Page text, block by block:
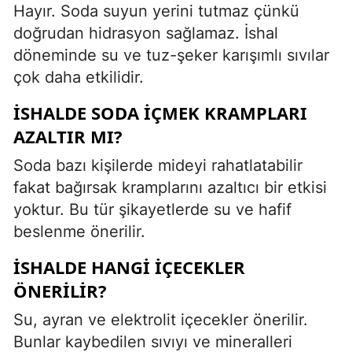
Hayır. Soda suyun yerini tutmaz çünkü
doğrudan hidrasyon sağlamaz. İshal
döneminde su ve tuz-şeker karışımlı sıvılar
çok daha etkilidir.
İSHALDE SODA IÇMEK KRAMPLARI
AZALTIR MI?
Soda bazı kişilerde mideyi rahatlatabilir
fakat bağırsak kramplarını azaltıcı bir etkisi
yoktur. Bu tür şikayetlerde su ve hafif
beslenme önerilir.
İSHALDE HANGI IÇECEKLER
ÖNERILIR?
Su, ayran ve elektrolit içecekler önerilir.
Bunlar kaybedilen sıvıyı ve mineralleri